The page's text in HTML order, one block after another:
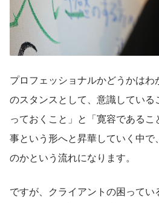
プロフェッショナルかどうかは
のスタンスとして、意識してい
っておくこと」と「寛容である
事という形へと昇華していく中で
のかという流れになります。
ですが、クライアントの困って